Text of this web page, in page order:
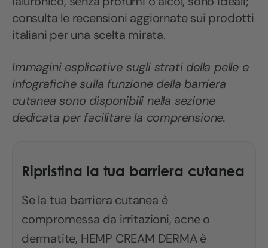
consulta le recensioni aggiornate sui prodotti
italiani per una scelta mirata.
Immagini esplicative sugli strati della pelle e
infografiche sulla funzione della barriera
cutanea sono disponibili nella sezione
dedicata per facilitare la comprensione.
Ripristina la tua barriera cutanea
Se la tua barriera cutanea è
compromessa da irritazioni, acne o
dermatite, HEMP CREAM DERMA è